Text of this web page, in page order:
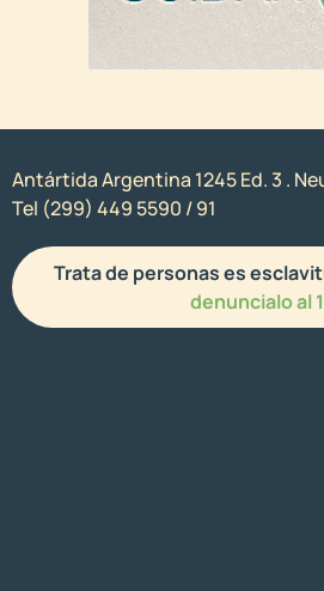
Antártida Argentina 1245 Ed. 3 .
Tel (299) 449 5590 / 91
Trata de personas es
denuncialo al